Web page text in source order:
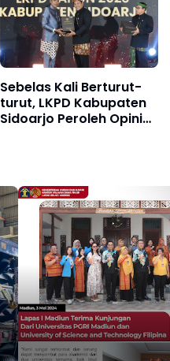
Sebelas Kali Berturut-
turut, LKPD Kabupaten
Sidoarjo Peroleh Opini